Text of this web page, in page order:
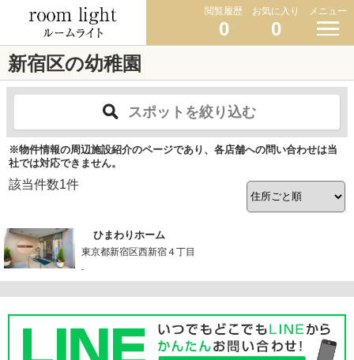
閲覧履歴
0
お気に入り
0
メニュー
新宿区の幼稚園
スポットを絞り込む
※物件情報の周辺施設紹介のページであり、各店舗への問い合わせは当
社では対応できません。
該当件数1件
ひまわりホーム
東京都新宿区西新宿４丁目
-